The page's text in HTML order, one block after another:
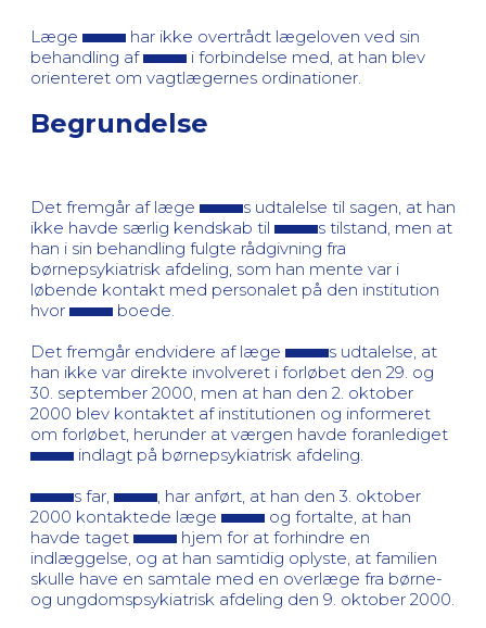
Læge
har ikke overtrådt lægeloven ved sin
behandling af
i forbindelse med, at han blev
orienteret om vagtlægernes ordinationer.
Begrundelse
Det fremgår af læge
s udtalelse til sagen, at han
ikke havde særlig kendskab til
s tilstand, men at
han i sin behandling fulgte rådgivning fra
børnepsykiatrisk afdeling, som han mente var i
løbende kontakt med personalet på den institution
hvor
boede.
Det fremgår endvidere af læge
s udtalelse, at
han ikke var direkte involveret i forløbet den 29. og
30. september 2000, men at han den 2. oktober
2000 blev kontaktet af institutionen og informeret
om forløbet, herunder at værgen havde foranlediget
indlagt på børnepsykiatrisk afdeling.
s far,
, har anført, at han den 3. oktober
2000 kontaktede læge
og fortalte, at han
havde taget
hjem for at forhindre en
indlæggelse, og at han samtidig oplyste, at familien
skulle have en samtale med en overlæge fra børne-
og ungdomspsykiatrisk afdeling den 9. oktober 2000.